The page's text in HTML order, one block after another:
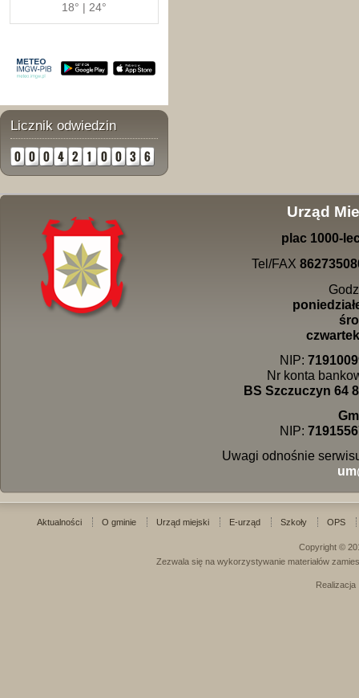
18° | 24°
Licznik odwiedzin
Urząd
plac 1000-
Tel/FAX
NIP:
Nr konta
BS Szczuczyn 64
NIP:
Uwagi odnośnie
Aktualności O gminie Urząd miejski E-urząd Szkoły OPS
Copyright ©
Zezwala się na wykorzystywanie materiałów
Realizacja